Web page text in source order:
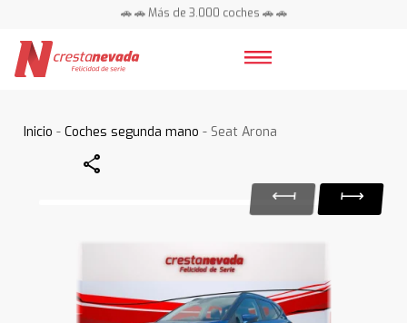
🚗 🚗 Más de 3.000 coches 🚗 🚗
Inicio -Coches segunda mano - Seat Arona
Share